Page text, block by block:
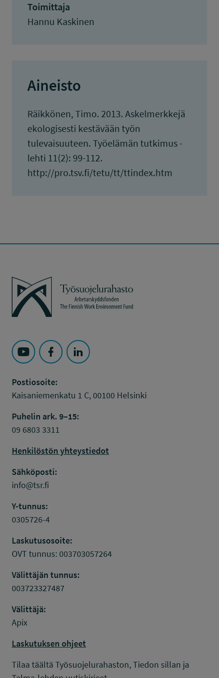
Toimittaja
Hannu Kaskinen
Aineisto
Räikkönen, Timo. 2013. Askelmerkkejä
ekologisesti kestävään työn
tulevaisuuteen. Työelämän tutkimus -
lehti 11(2): 99-112.
http://pro.tsv.fi/tetu/tt/ttindex.htm
Työsuojelurahasto
Seuraa Työsuojelurahasto kohteessa: YouTube
Seuraa Työsuojelurahasto kohteessa:
Seuraa Työsuojelurahasto kohteessa:
Postiosoite:
Kaisaniemenkatu 1 C, 00100 Helsinki
Puhelin ark. 9–15:
09 6803 3311
Henkilöstön yhteystiedot
Sähköposti:
info@tsr.fi
Y-tunnus:
0305726-4
Laskutusosoite:
OVT tunnus: 003703057264
Välittäjän tunnus:
003723327487
Välittäjä:
Apix
Laskutuksen ohjeet
Tilaa täältä Työsuojelurahaston, Tiedon sillan ja